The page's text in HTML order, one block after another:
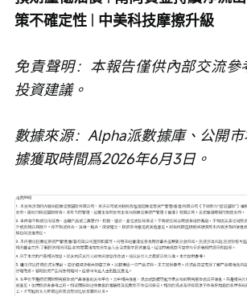
策不確定性 | 中美科技摩擦升級
免責聲明：本報告僅供內部交流參
投資建議。
數據來源：Alpha派數據庫、公開
據獲取時間爲2026年6月3日。